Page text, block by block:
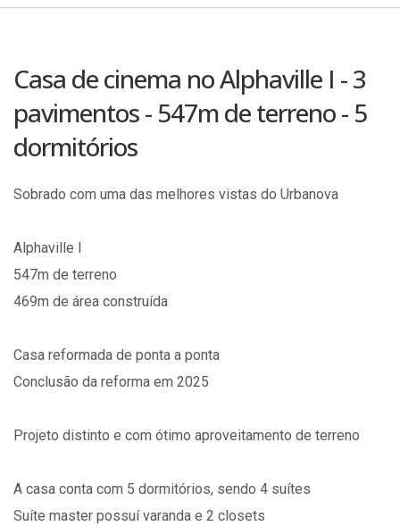
Casa de cinema no Alphaville I - 3
pavimentos - 547m de terreno - 5
dormitórios
Sobrado com uma das melhores vistas do Urbanova
Alphaville I
547m de terreno
469m de área construída
Casa reformada de ponta a ponta
Conclusão da reforma em 2025
Projeto distinto e com ótimo aproveitamento de terreno
A casa conta com 5 dormitórios, sendo 4 suítes
Suíte master possuí varanda e 2 closets